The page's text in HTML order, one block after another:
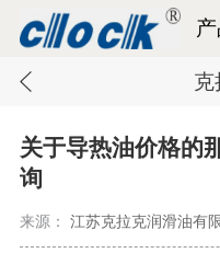
克
关于导热油价格的
询
来源： 江苏克拉克润滑油有